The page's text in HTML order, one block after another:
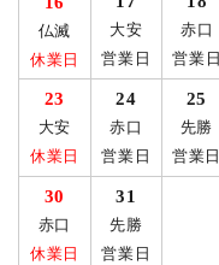
仏滅
休業日
大安
営業日
赤口
営業日
23
大安
休業日
24
赤口
営業日
25
先勝
営業日
30
赤口
休業日
31
先勝
営業日